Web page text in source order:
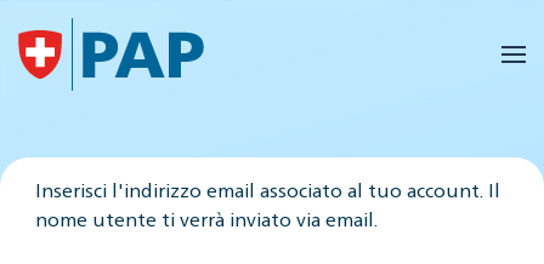
Skip to main content
Inserisci l'indirizzo email associato al tuo account. Il
nome utente ti verrà inviato via email.